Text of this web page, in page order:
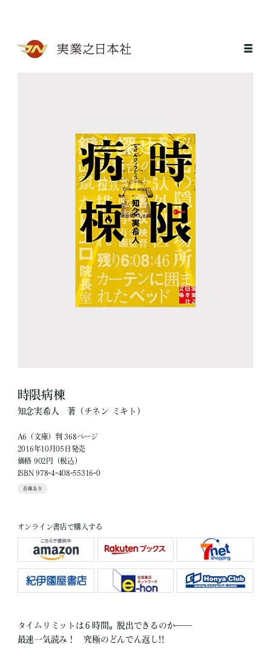
時限病棟
知念実希人 著 （チネン ミキト）
A6（文庫）判 368ページ
2016年10月05日発売
価格 902円（税込）
ISBN 978-4-408-55316-0
在庫あり
オンライン書店で購入する
タイムリミットは６時間。脱出できるのか――
最速一気読み！ 究極のどんでん返し!!